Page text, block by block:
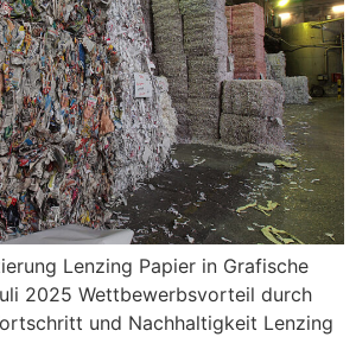
Lenzing Papier in Grafische
2025 Wettbewerbsvorteil durch
und Nachhaltigkeit Lenzing